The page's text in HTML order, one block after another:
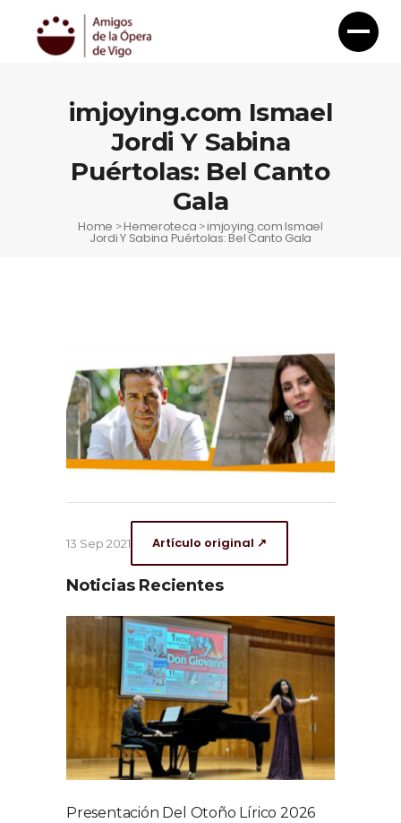
imjoying.com Ismael
Jordi Y Sabina
Puértolas: Bel Canto
Gala
Home >Hemeroteca >imjoying.com Ismael
Jordi Y Sabina Puértolas: Bel Canto Gala
13 Sep 2021 Artículo original ↗
Noticias Recientes
Presentación Del Otoño Lírico 2026